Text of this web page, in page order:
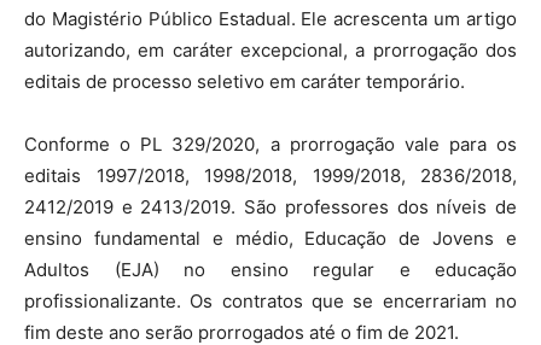
do Magistério Público Estadual. Ele acrescenta um artigo
autorizando, em caráter excepcional, a prorrogação dos
editais de processo seletivo em caráter temporário.
Conforme o PL 329/2020, a prorrogação vale para os
editais 1997/2018, 1998/2018, 1999/2018, 2836/2018,
2412/2019 e 2413/2019. São professores dos níveis de
ensino fundamental e médio, Educação de Jovens e
Adultos (EJA) no ensino regular e educação
profissionalizante. Os contratos que se encerrariam no
fim deste ano serão prorrogados até o fim de 2021.